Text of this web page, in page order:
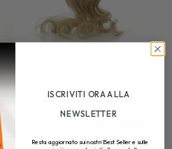
€180,00
Da €144,00
ISCRIVITI ORA ALLA
NEWSLETTER
Resta aggiornato sui nostri Best Seller e sulle